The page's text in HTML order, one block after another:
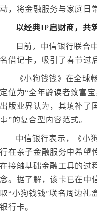
动，将金融服务与家庭日
以经典IP启财商，共
日前，中信银行联合
名借记卡，吸引了春节过
《小狗钱钱》在全球
定位为“全年龄读者致富
出版业界认为，其填补了
事”的复合型内容范式。
中信银行表示，《小
行在亲子金融服务中希望
在接触基础金融工具的过
念。据了解，该卡已在中
取“小狗钱钱”联名周边礼
银行卡。